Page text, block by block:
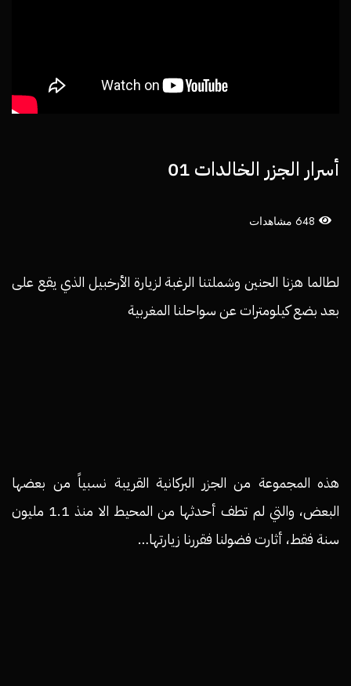
أسرار الجزر الخالدات 01
648 مشاهدات
لطالما هزنا الحنين وشملتنا الرغبة لزيارة الأرخبيل الذي يقع على
بعد بضع كيلومترات عن سواحلنا المغربية
هذه المجموعة من الجزر البركانية القريبة نسبياً من بعضها
البعض، والتي لم تطف أحدثها من المحيط الا منذ 1.1 مليون
سنة فقط، أثارت فضولنا فقررنا زيارتها…